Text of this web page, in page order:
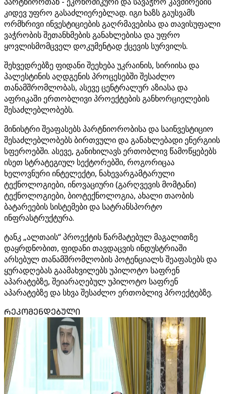
კიდევ უფრო გასაძლიერებლად. იგი ხაზს გაუსვამს
ორმხრივი ინვესტიციების გაღრმავებისა და თავისუფალი
ვაჭრობის შეთანხმების განახლებისა და უფრო
ყოვლისმომცველ დოკუმენტად ქცევის სურვილს.
შეხვედრებზე ფიდანი შეეხება უკრაინის, სირიისა და
პალესტინის აღდგენის პროცესებში შესაძლო
თანამშრომლობას, ასევე ცენტრალურ აზიასა და
აფრიკაში ერთობლივი პროექტების განხორციელების
შესაძლებლობებს.
მინისტრი შეაფასებს პარტნიორობისა და საინვესტიციო
შესაძლებლობებს ბირთვული და განახლებადი ენერგიის
სფეროებში. ასევე, განიხილავს ერთობლივ წამოწყებებს
ისეთ სტრატეგიულ სექტორებში, როგორიცაა
ხელოვნური ინტელექტი, ნახევარგამტარული
ტექნოლოგიები, ინოვაციური (გარღვევის მომტანი)
ტექნოლოგიები, ბიოტექნოლოგია, ახალი თაობის
ბატარეების სისტემები და სატრანსპორტო
ინფრასტრუქტურა.
ტანკ „ალთაის“ პროექტის წარმატებულ მაგალითზე
დაყრდნობით, ფიდანი თავდაცვის ინდუსტრიაში
არსებულ თანამშრომლობის პოტენციალს შეაფასებს და
ყურადღებას გაამახვილებს უპილოტო საფრენ
აპარატებზე, შეიარაღებულ უპილოტო საფრენ
აპარატებზე და სხვა შესაძლო ერთობლივ პროექტებზე.
ᲠᲔᲙᲝᲛᲔᲜᲓᲔᲑᲣᲚᲘ